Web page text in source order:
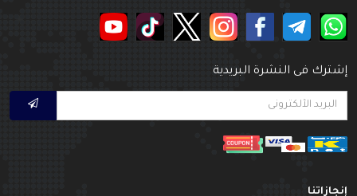
إشترك فى النشرة البريدية
إنجازاتنا